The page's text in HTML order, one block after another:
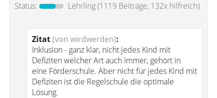
Status:
Lehrling(1119 Beiträge, 132x hilfreich)
Zitat(von wirdwerden):
Inklusion - ganz klar, nicht jedes Kind mit
Defiziten welcher Art auch immer, gehört in
eine Förderschule. Aber nicht für jedes Kind mit
Defiziten ist die Regelschule die optimale
Lösung.